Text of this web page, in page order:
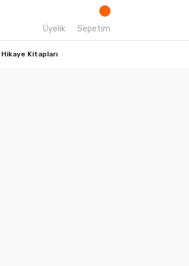
Üyelik Sepetim
Hikaye Kitapları